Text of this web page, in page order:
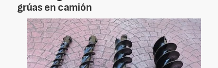
grúas en camión